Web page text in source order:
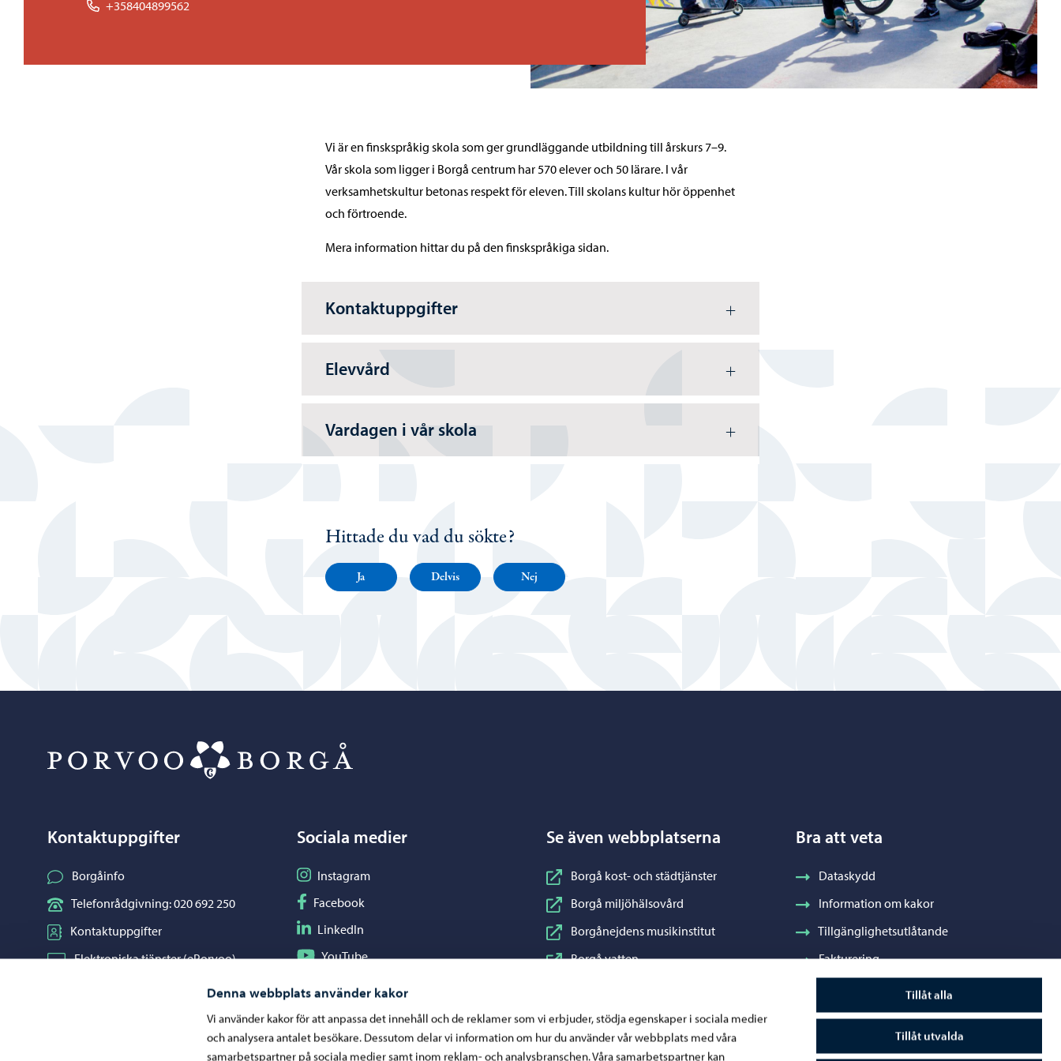
Denna webbplats använder kakor
Vi använder kakor för att anpassa det innehåll och de reklamer som vi erbjuder, stödja egenskaper i sociala medier
och analysera antalet besökare. Dessutom delar vi information om hur du använder vår webbplats med våra
samarbetspartner på sociala medier samt inom reklam- och analysbranschen. Våra samarbetspartner kan
Tillåt alla
Tillåt utvalda
+358404899562
Vi är en finskspråkig skola som ger grundläggande utbildning till årskurs 7–9.
Vår skola som ligger i Borgå centrum har 570 elever och 50 lärare. I vår
verksamhetskultur betonas respekt för eleven. Till skolans kultur hör öppenhet
och förtroende.
Mera information hittar du på den finskspråkiga sidan.
Kontaktuppgifter
Elevvård
Vardagen i vår skola
Hittade du vad du sökte?
Ja Delvis Nej
Kontaktuppgifter
Borgåinfo
Telefonrådgivning: 020 692 250
Kontaktuppgifter
Elektroniska tjänster (ePorvoo)
Kartor och lägesinformation
Sociala medier
Följ på Instagram
Instagram
Följ på Facebook
Facebook
Följ på LinkedIn
LinkedIn
Följ på YouTube
YouTube
Se även webbplatserna
Borgå kost- och städtjänster
Borgå miljöhälsovård
Borgånejdens musikinstitut
Borgå vatten
Konstfabriken
Visit Porvoo
Bra att veta
Dataskydd
Information om kakor
Tillgänglighetsutlåtande
Fakturering
Stadens visuella profil och vapen